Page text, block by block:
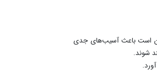
است باعث آسیب‌های جدی
شوند.